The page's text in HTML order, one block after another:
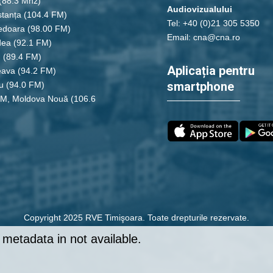
(104.4 FM)
(98.00 FM)
(92.1 FM)
(89.4 FM)
(94.2 FM)
(94.0 FM)
Moldova Nouă (106.6
Audiovizualului
Tel: +40 (0)21 305 5350
Email: cna@cna.ro
Aplicația pentru
smartphone
Copyright 2025 RVE Timişoara. Toate drepturile rezervate.
in not available.